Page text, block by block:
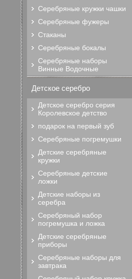
Серебряные кружки чашки
Серебряные фужеры
Стаканы
Серебряные бокалы
Серебряные наборы
Винные Водочные
Детское серебро
Детское серебро серия
Королевское детство
подарок на первый зуб
Серебряные погремушки
Детские серебряные
кружки
Серебряные детские
ложки
Детские наборы из
серебра
Серебряный набор
погремушка и ложка
Детские серебряные
приборы
Серебряные наборы для
завтрака